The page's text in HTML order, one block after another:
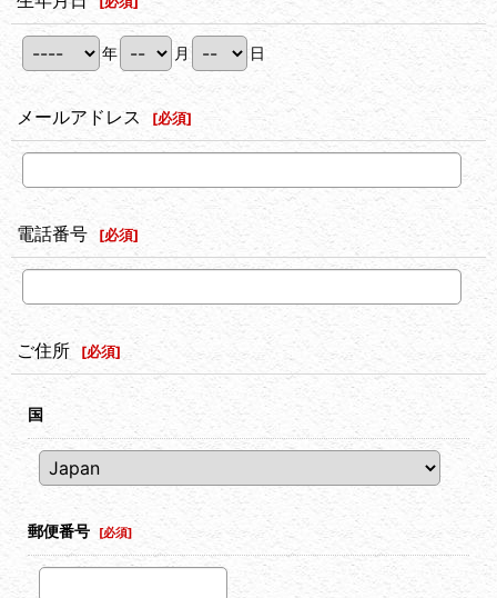
年 月 日
メールアドレス [必須]
電話番号 [必須]
ご住所 [必須]
国
郵便番号 [必須]